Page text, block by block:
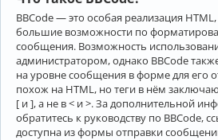
BBCode — это особая реализация
большие возможности по
сообщения. Возможность
администратором, однако BBCode
на уровне сообщения в форме для его
похож на HTML, но теги в нём
[ и ], а не в < и >. За дополнительной
обратитесь к руководству по BBCode,
доступна из формы отправки